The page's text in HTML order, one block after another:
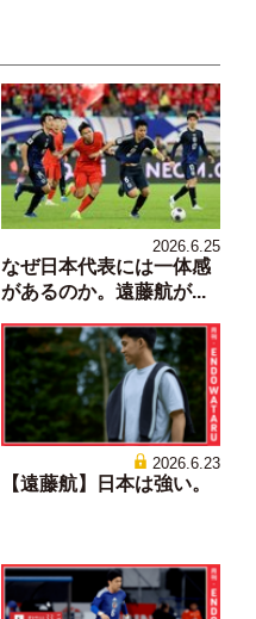
2026.6.25
なぜ日本代表には一体感
があるのか。遠藤航が...
2026.6.23
【遠藤航】日本は強い。